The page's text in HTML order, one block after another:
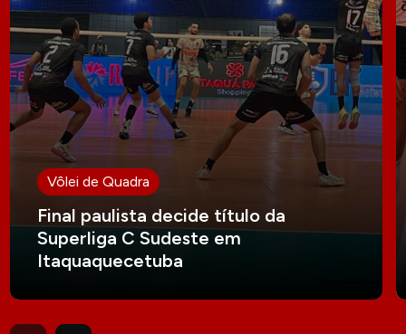
Vôlei de Quadra
Final paulista decide título da
Superliga C Sudeste em
Itaquaquecetuba